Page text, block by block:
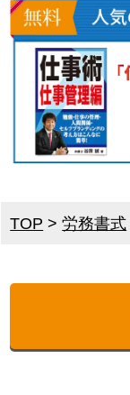
TOP >労務書式